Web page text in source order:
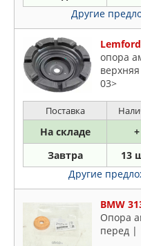
NK
NSP
NTN-SNR
NTY
ONNURI
OPEL
OPTIMAL
OSSCA
PARTS MALL
PATRON
PERFECT
PEUGEOT
Другие
опора
03>
Поставка
На складе +
Завтра 13
Другие
BMW
Опора
перед |